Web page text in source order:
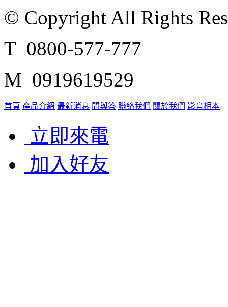
© Copyright All Rights
T 0800-577-777
M 0919619529
首頁 產品介紹 最新消息 問與答 聯絡我們 關於我們 影音相本
立即來電
加入好友